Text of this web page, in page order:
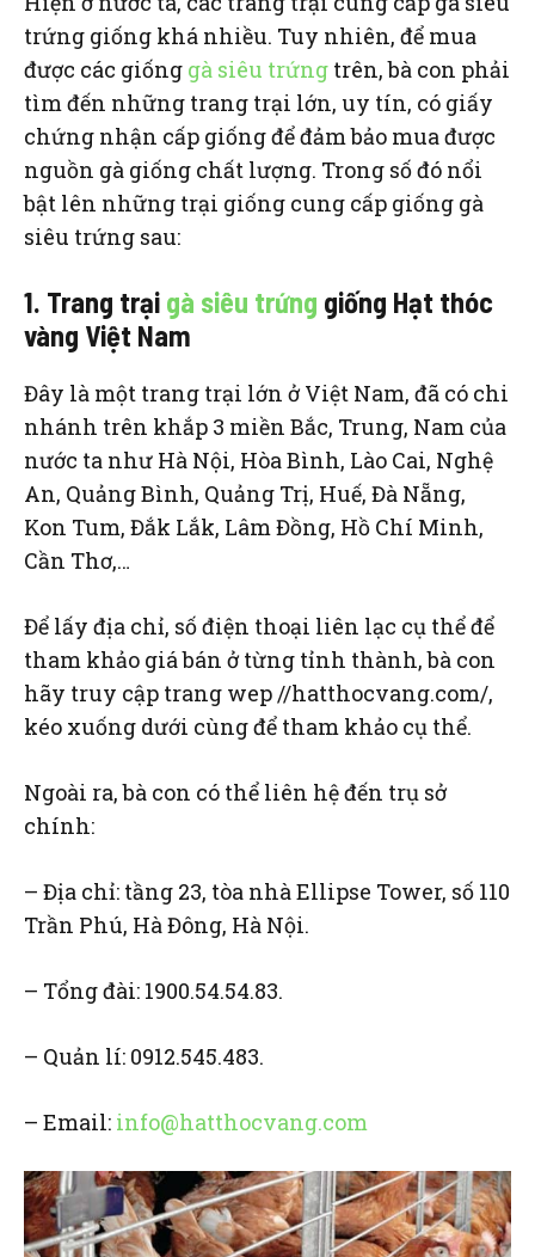
trứng giống khá nhiều. Tuy nhiên, để mua
được các giống gà siêu trứng trên, bà con phải
tìm đến những trang trại lớn, uy tín, có giấy
chứng nhận cấp giống để đảm bảo mua được
nguồn gà giống chất lượng. Trong số đó nổi
bật lên những trại giống cung cấp giống gà
siêu trứng sau:
1. Trang trại gà siêu trứng giống Hạt thóc
vàng Việt Nam
Đây là một trang trại lớn ở Việt Nam, đã có chi
nhánh trên khắp 3 miền Bắc, Trung, Nam của
nước ta như Hà Nội, Hòa Bình, Lào Cai, Nghệ
An, Quảng Bình, Quảng Trị, Huế, Đà Nẵng,
Kon Tum, Đắk Lắk, Lâm Đồng, Hồ Chí Minh,
Cần Thơ,…
Để lấy địa chỉ, số điện thoại liên lạc cụ thể để
tham khảo giá bán ở từng tỉnh thành, bà con
hãy truy cập trang wep //hatthocvang.com/,
kéo xuống dưới cùng để tham khảo cụ thể.
Ngoài ra, bà con có thể liên hệ đến trụ sở
chính:
– Địa chỉ: tầng 23, tòa nhà Ellipse Tower, số 110
Trần Phú, Hà Đông, Hà Nội.
– Tổng đài: 1900.54.54.83.
– Quản lí: 0912.545.483.
– Email: info@hatthocvang.com